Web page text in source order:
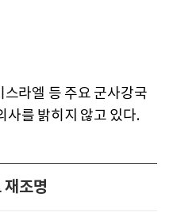
라엘 등 주요 군사강국
사를 밝히지 않고 있다.
재조명